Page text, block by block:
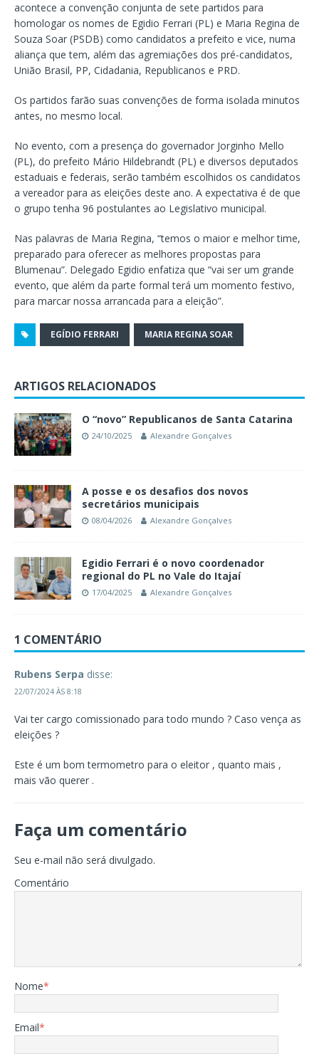
acontece a convenção conjunta de sete partidos para
homologar os nomes de Egidio Ferrari (PL) e Maria Regina de
Souza Soar (PSDB) como candidatos a prefeito e vice, numa
aliança que tem, além das agremiações dos pré-candidatos,
União Brasil, PP, Cidadania, Republicanos e PRD.
Os partidos farão suas convenções de forma isolada minutos
antes, no mesmo local.
No evento, com a presença do governador Jorginho Mello
(PL), do prefeito Mário Hildebrandt (PL) e diversos deputados
estaduais e federais, serão também escolhidos os candidatos
a vereador para as eleições deste ano. A expectativa é de que
o grupo tenha 96 postulantes ao Legislativo municipal.
Nas palavras de Maria Regina, “temos o maior e melhor time,
preparado para oferecer as melhores propostas para
Blumenau”. Delegado Egidio enfatiza que “vai ser um grande
evento, que além da parte formal terá um momento festivo,
para marcar nossa arrancada para a eleição”.
EGÍDIO FERRARI MARIA REGINA SOAR
ARTIGOS RELACIONADOS
O “novo” Republicanos de Santa Catarina
24/10/2025 Alexandre Gonçalves
A posse e os desafios dos novos
secretários municipais
08/04/2026 Alexandre Gonçalves
Egidio Ferrari é o novo coordenador
regional do PL no Vale do Itajaí
17/04/2025 Alexandre Gonçalves
1 COMENTÁRIO
Rubens Serpa disse:
22/07/2024 ÀS 8:18
Vai ter cargo comissionado para todo mundo ? Caso vença as
eleições ?
Este é um bom termometro para o eleitor , quanto mais ,
mais vão querer .
Faça um comentário
Seu e-mail não será divulgado.
Comentário
Nome*
Email*